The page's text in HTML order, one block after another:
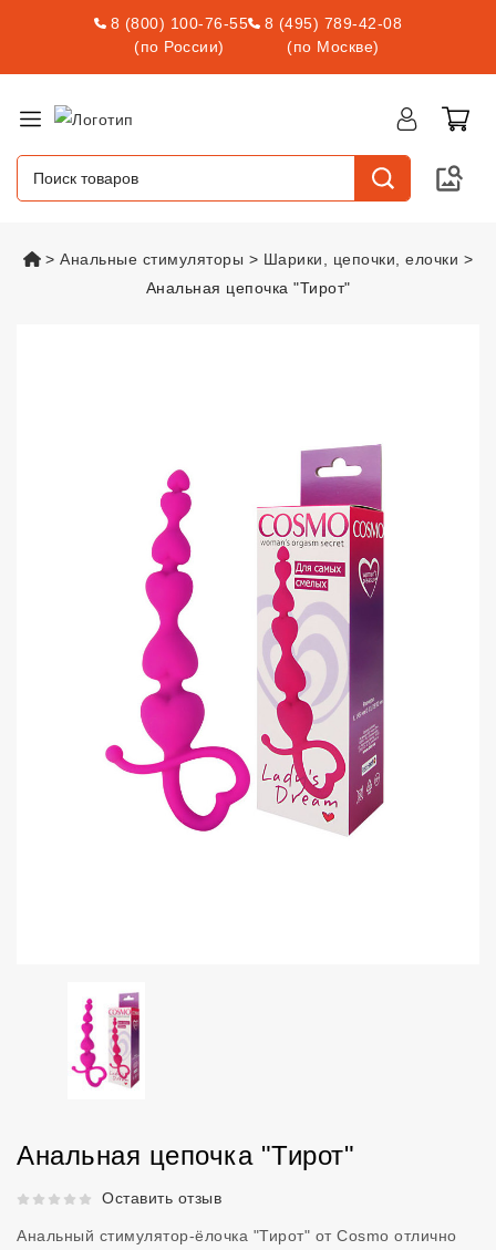
8 (800) 100-76-55
(по России)
8 (495) 789-42-08
(по Москве)
vsexshop.ru
Анальные стимуляторы
Шарики, цепочки, елочки
Анальная цепочка "Тирот"
Анальная цепочка "Тирот"
Рейтинг 5 из 5.Оставить отзыв
Анальный стимулятор-ёлочка "Тирот" от Cosmo отлично